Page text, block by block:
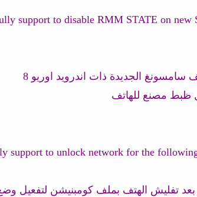
ظبط مصنع للهاتف
تفليش الهتف بملف كومبنيشن لتفعيل